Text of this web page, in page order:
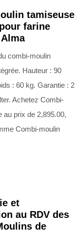
tamiseuse
farine
combi-moulin
Hauteur : 90
: 60 kg. Garantie : 2
Achetez Combi-
au prix de 2,895.00,
Combi-moulin
et
au RDV des
de